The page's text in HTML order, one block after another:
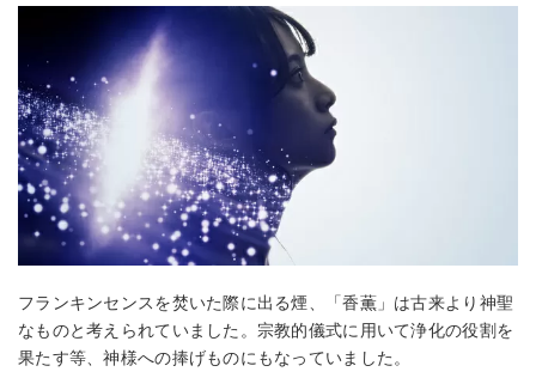
フランキンセンスを焚いた際に出る煙、「香薫」は古来より神聖
なものと考えられていました。宗教的儀式に用いて浄化の役割を
果たす等、神様への捧げものにもなっていました。